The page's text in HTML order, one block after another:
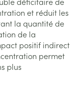
et réduit les
la quantité de
de la
positif indirect
permet
plus